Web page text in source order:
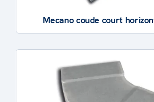
Mecano coude court